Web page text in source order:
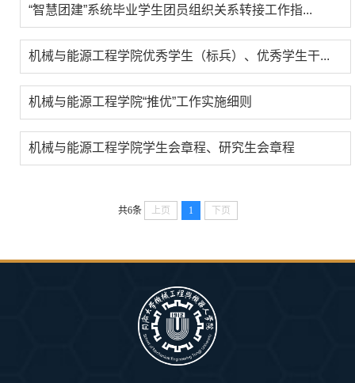
“智慧团建”系统毕业学生团员组织关系转接工作指...
机械与能源工程学院优秀学生（标兵）、优秀学生干...
机械与能源工程学院“推优”工作实施细则
机械与能源工程学院学生会章程、研究生会章程
共6条 上页 1 下页